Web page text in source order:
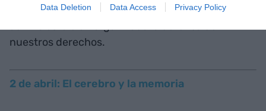
Data Deletion Data Access Privacy Policy
potentes transformaciones digitales, pero que
nuestros derechos.
2 de abril: El cerebro y la memoria